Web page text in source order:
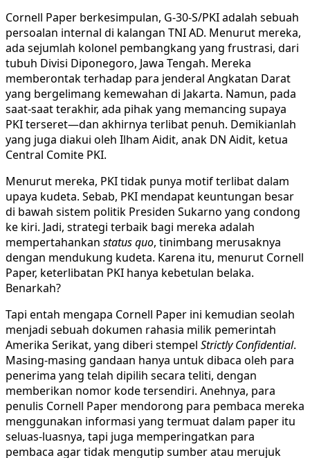
Cornell Paper berkesimpulan, G-30-S/PKI adalah sebuah
persoalan internal di kalangan TNI AD. Menurut mereka,
ada sejumlah kolonel pembangkang yang frustrasi, dari
tubuh Divisi Diponegoro, Jawa Tengah. Mereka
memberontak terhadap para jenderal Angkatan Darat
yang bergelimang kemewahan di Jakarta. Namun, pada
saat-saat terakhir, ada pihak yang memancing supaya
PKI terseret—dan akhirnya terlibat penuh. Demikianlah
yang juga diakui oleh Ilham Aidit, anak DN Aidit, ketua
Central Comite PKI.
Menurut mereka, PKI tidak punya motif terlibat dalam
upaya kudeta. Sebab, PKI mendapat keuntungan besar
di bawah sistem politik Presiden Sukarno yang condong
ke kiri. Jadi, strategi terbaik bagi mereka adalah
mempertahankan status quo, tinimbang merusaknya
dengan mendukung kudeta. Karena itu, menurut Cornell
Paper, keterlibatan PKI hanya kebetulan belaka.
Benarkah?
Tapi entah mengapa Cornell Paper ini kemudian seolah
menjadi sebuah dokumen rahasia milik pemerintah
Amerika Serikat, yang diberi stempel Strictly Confidential.
Masing-masing gandaan hanya untuk dibaca oleh para
penerima yang telah dipilih secara teliti, dengan
memberikan nomor kode tersendiri. Anehnya, para
penulis Cornell Paper mendorong para pembaca mereka
menggunakan informasi yang termuat dalam paper itu
seluas-luasnya, tapi juga memperingatkan para
pembaca agar tidak mengutip sumber atau merujuk